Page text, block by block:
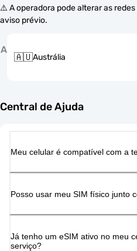
⚠️ A operadora pode alterar as
aviso prévio.
A
🇦🇺Austrália
Central de Ajuda
Meu celular é compatível com a
Posso usar meu SIM físico junto
Já tenho um eSIM ativo no meu
serviço?